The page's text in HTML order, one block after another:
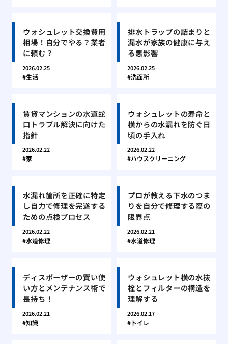
ウォシュレット交換費用
相場！自分でやる？業者
に頼む？
2026.02.25
生活
排水トラップの詰まりと
漏水が家族の健康に与え
る悪影響
2026.02.25
洗面所
賃貸マンションの水道蛇
口トラブル解決に向けた
指針
2026.02.22
家
ウォシュレットの寿命と
横からの水漏れを防ぐ日
頃の手入れ
2026.02.22
ハウスクリーニング
水漏れ箇所を正確に特定
し自力で修理を完遂する
ための点検プロセス
2026.02.22
水道修理
プロが教える下水のつま
りを自分で修理する際の
限界点
2026.02.21
水道修理
ディスポーザーの賢い使
い方とメンテナンス術で
長持ち！
2026.02.21
知識
ウォシュレット横の水抜
栓とフィルターの構造を
理解する
2026.02.17
トイレ